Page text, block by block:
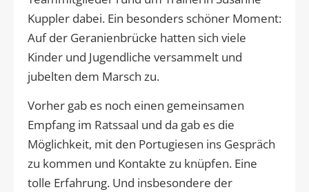
Kuppler dabei. Ein besonders schöner Moment:
Auf der Geranienbrücke hatten sich viele
Kinder und Jugendliche versammelt und
jubelten dem Marsch zu.
Vorher gab es noch einen gemeinsamen
Empfang im Ratssaal und da gab es die
Möglichkeit, mit den Portugiesen ins Gespräch
zu kommen und Kontakte zu knüpfen. Eine
tolle Erfahrung. Und insbesondere der